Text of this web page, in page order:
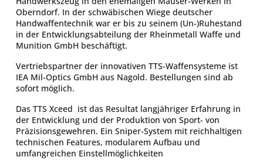
Oberndorf. In der schwäbischen Wiege deutscher
Handwaffentechnik war er bis zu seinem (Un-)Ruhestand
in der Entwicklungsabteilung der Rheinmetall Waffe und
Munition GmbH beschäftigt.
Vertriebspartner der innovativen TTS-Waffensysteme ist
IEA Mil-Optics GmbH aus Nagold. Bestellungen sind ab
sofort möglich.
Das TTS Xceed ist das Resultat langjähriger Erfahrung in
der Entwicklung und der Produktion von Sport- von
Präzisionsgewehren. Ein Sniper-System mit reichhaltigen
technischen Features, modularem Aufbau und
umfangreichen Einstellmöglichkeiten